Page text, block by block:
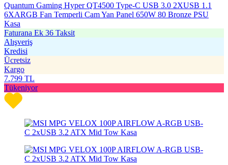
Quantum Gaming Hyper QT4500 Type-C USB 3.0 2XUSB 1.1
6XARGB Fan Temperli Cam Yan Panel 650W 80 Bronze PSU
Kasa
Faturana Ek 36 Taksit
Alışveriş
Kredisi
Ücretsiz
Kargo
7.799 TL
Tükeniyor